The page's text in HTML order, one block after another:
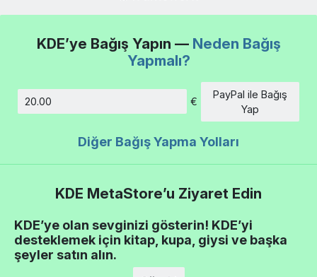
KDE’ye Bağış Yapın — Neden Bağış
Yapmalı?
€
PayPal ile Bağış
Yap
Diğer Bağış Yapma Yolları
KDE MetaStore’u Ziyaret Edin
KDE’ye olan sevginizi gösterin! KDE’yi
desteklemek için kitap, kupa, giysi ve başka
şeyler satın alın.